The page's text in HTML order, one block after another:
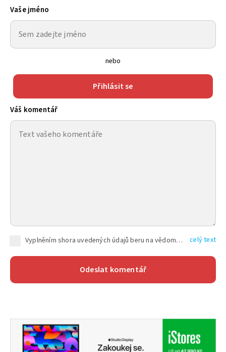
Vaše jméno
nebo
Přihlásit se
Váš komentář
Vyplněním shora uvedených údajů beru na vědomí, že společnost TEXT FACTORY s.r.o., sídlem Brno, Durďákova 336/29, Černá Pole, PSČ: 613 00, IČ: 06157831, zapsané u Krajského soudu v Brně, oddíl C, vložka 100399, bude zpracovávat mé osobní údaje uvedené v rámci mnou vyplněného registračního formuláře na základě oprávněných zájmů TEXT FACTORY s.r.o. dle čl. 6 odst. 1 písm. f) GDPR a pro splnění právních povinností (čl. 6 odst. 1 písm. c) GDPR), a to pro tyto účely: nezbytnost zajistit oprávnění návštěvníka webových stránek provozovaných společností TEXT FACTORY s.r.o. přispívat aktivně ke zveřejněným článkům nebo v rámci diskusních fór a výkon práv TEXT FACTORY s.r.o. jako administrátora těchto diskusních fór. Více informací o zpracování osobních údajů a právech lze nalézt v celý text